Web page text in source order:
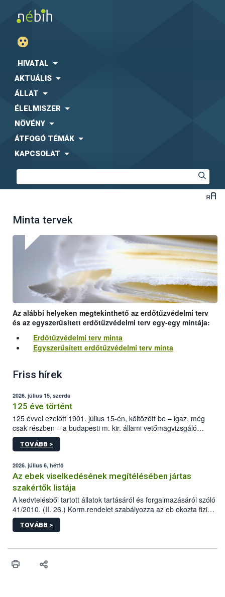
HIVATAL
AKTUÁLIS
ÁLLAT
ÉLELMISZER
NÖVÉNY
ÁTFOGÓ TÉMÁK
KAPCSOLAT
Minta tervek
Az alábbi helyeken megtekinthető az erdőtűzvédelmi terv
és az egyszerűsített erdőtűzvédelmi terv egy-egy mintája:
Erdőtűzvédelmi terv minta
Egyszerűsített erdőtűzvédelmi terv minta
Friss hírek
2026. július 15, szerda
125 éve történt
125 évvel ezelőtt 1901. július 15-én, költözött be – igaz, még
csak részben – a budapesti m. kir. állami vetőmagvizsgáló
állomás a Kis Rókus utca 15. szám alatti, Czigler Győző által
tervezett új épületébe.
TOVÁBB >
2026. július 6, hétfő
Az ebek viselkedésének megítélésében jártas
szakértők listája
A kedvtelésből tartott állatok tartásáról és forgalmazásáról szóló
41/2010. (II. 26.) Korm.rendelet szabályozza az eb okozta fizikai
sérülés, illetve ennek veszélye keletkezésekor felmerülő
hatósági feladatokat, valamint a veszélyes eb tartását és annak
vonni az ebek viselkedésének megítélésében jártas szakértőt.
TOVÁBB >